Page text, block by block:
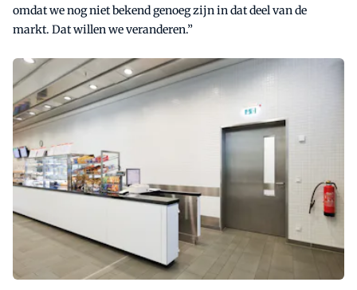
omdat we nog niet bekend genoeg zijn in dat deel van de
markt. Dat willen we veranderen.”